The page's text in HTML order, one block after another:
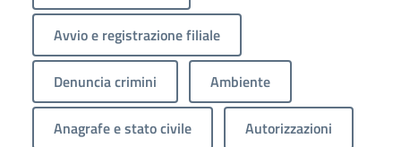
Avvio e registrazione filiale
Denuncia crimini Ambiente
Anagrafe e stato civile Autorizzazioni